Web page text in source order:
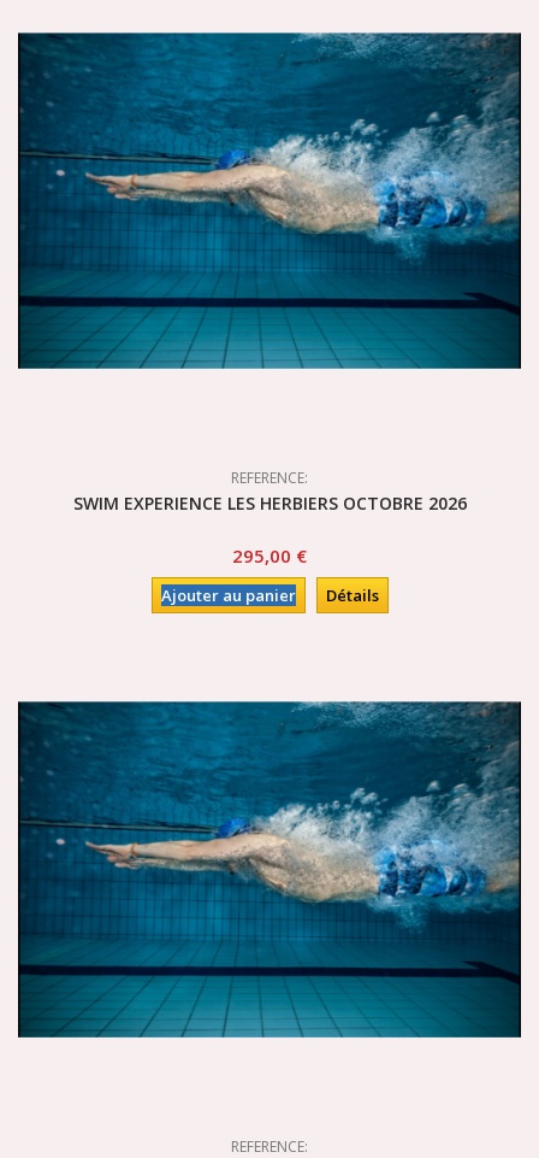
REFERENCE:
SWIM EXPERIENCE LES HERBIERS OCTOBRE 2026
295,00 €
Ajouter au panier Détails
REFERENCE: